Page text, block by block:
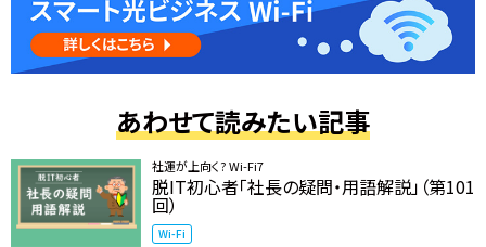
あわせて読みたい記事
社運が上向く? Wi-Fi7
脱IT初心者「社長の疑問・用語解説」（第101
回）
Wi-Fi